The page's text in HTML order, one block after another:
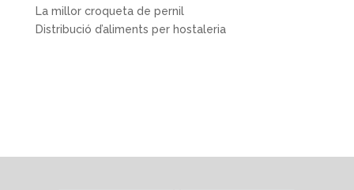
La millor croqueta de pernil
Distribució d’aliments per hostaleria